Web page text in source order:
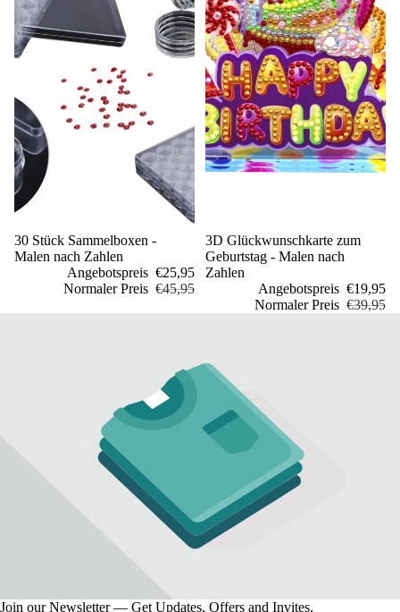
Sale
30 Stück Sammelboxen -
Malen nach Zahlen
Angebotspreis €25,95
Normaler Preis €45,95
Sale
3D Glückwunschkarte zum
Geburtstag - Malen nach
Zahlen
Angebotspreis €19,95
Normaler Preis €39,95
Join our Newsletter — Get Updates, Offers and Invites.